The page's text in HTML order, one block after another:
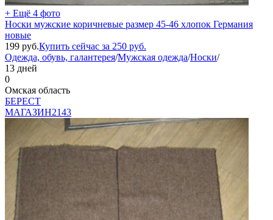
+ Ещё 4 фото
Носки мужские коричневые размер 45-46 хлопок Германия
новые
199 руб.Купить сейчас за 250 руб.
Одежда, обувь, галантерея/Мужская одежда/Носки/
13 дней
0
Омская область
БEPECT
МАГАЗИН2143